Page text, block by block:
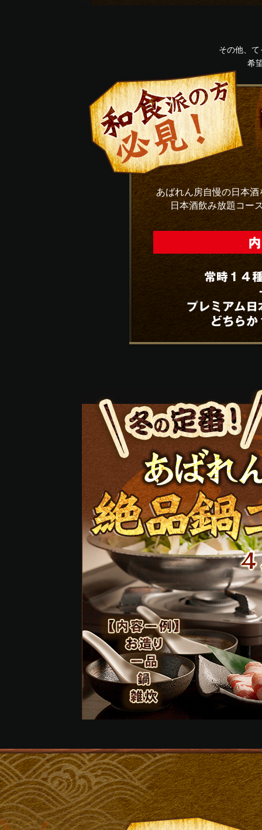
その他、
希
あばれん房自慢の日本
日本酒飲み放題コー